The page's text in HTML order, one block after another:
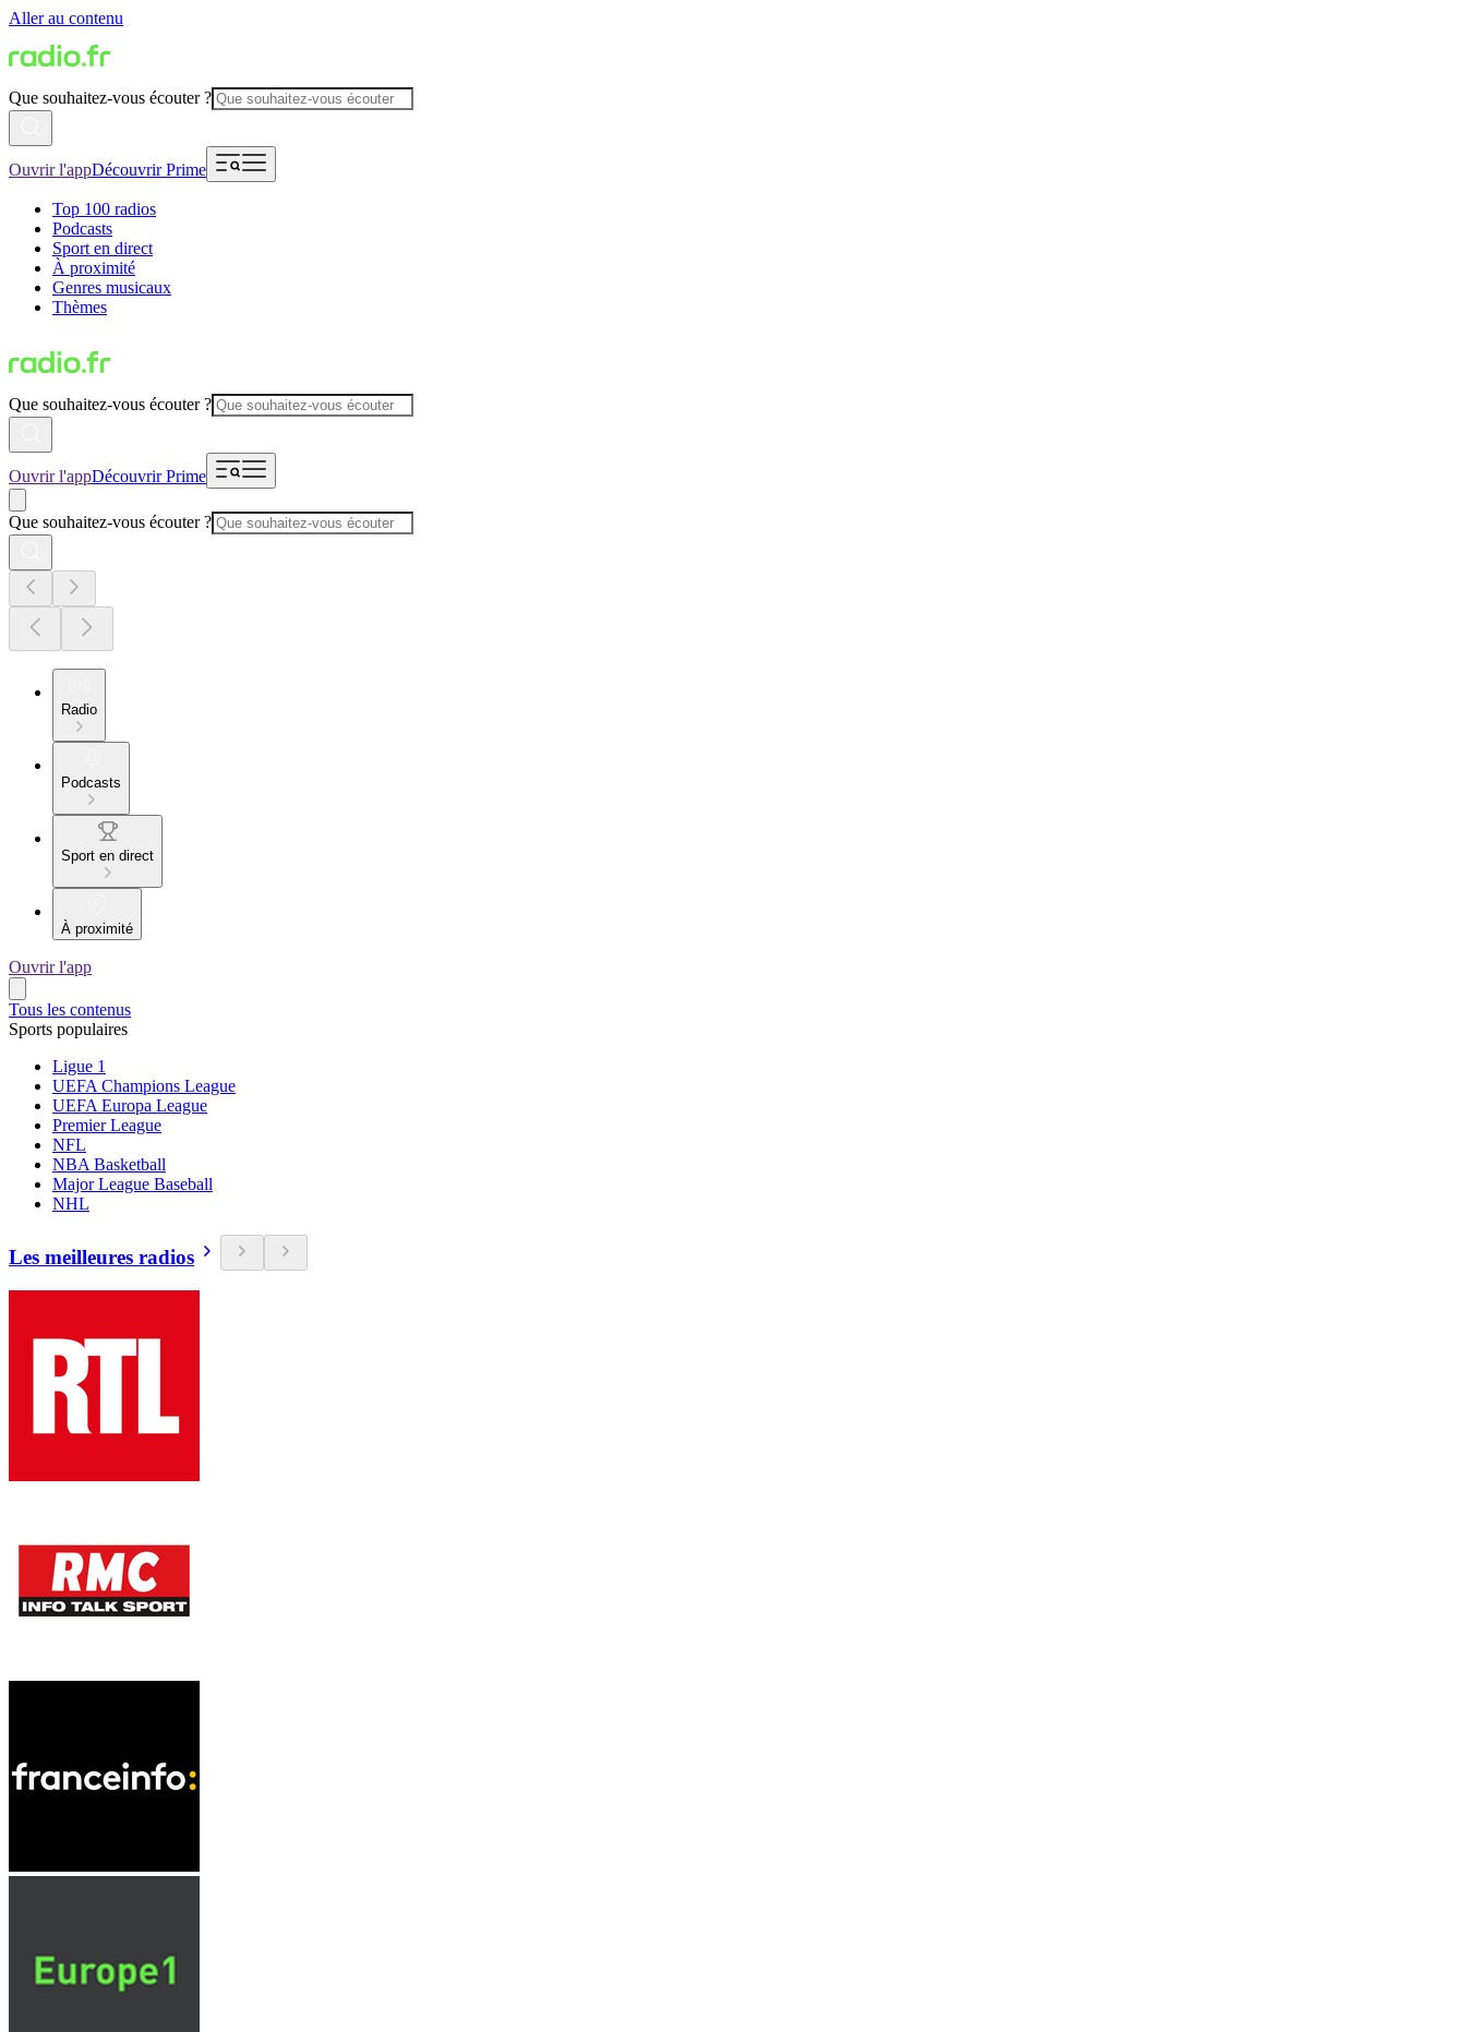
Aller au contenu
Que souhaitez-vous écouter ?
Ouvrir l'appDécouvrir Prime
Top 100 radios
Podcasts
Sport en direct
À proximité
Genres musicaux
Thèmes
Que souhaitez-vous écouter ?
Ouvrir l'appDécouvrir Prime
Que souhaitez-vous écouter ?
Radio
Podcasts
Sport en direct
À proximité
Ouvrir l'app
Tous les contenus
Sports populaires
Ligue 1
UEFA Champions League
UEFA Europa League
Premier League
NFL
NBA Basketball
Major League Baseball
NHL
Les meilleures radios